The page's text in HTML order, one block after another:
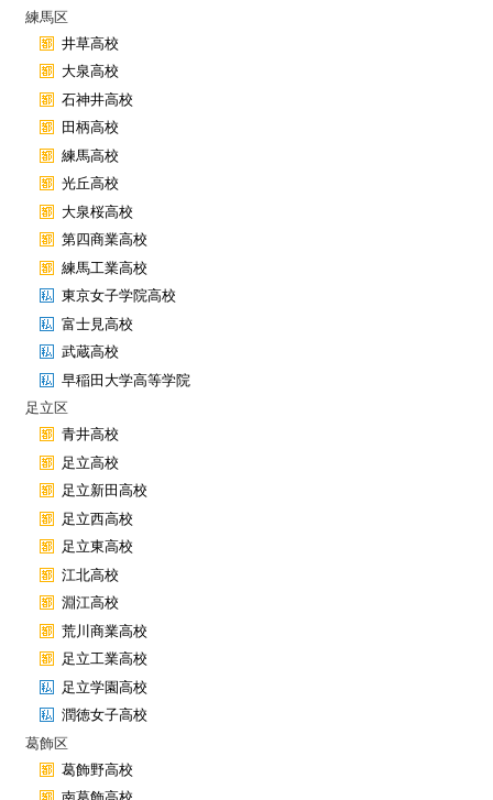
練馬区
井草高校
大泉高校
石神井高校
田柄高校
練馬高校
光丘高校
大泉桜高校
第四商業高校
練馬工業高校
東京女子学院高校
富士見高校
武蔵高校
早稲田大学高等学院
足立区
青井高校
足立高校
足立新田高校
足立西高校
足立東高校
江北高校
淵江高校
荒川商業高校
足立工業高校
足立学園高校
潤徳女子高校
葛飾区
葛飾野高校